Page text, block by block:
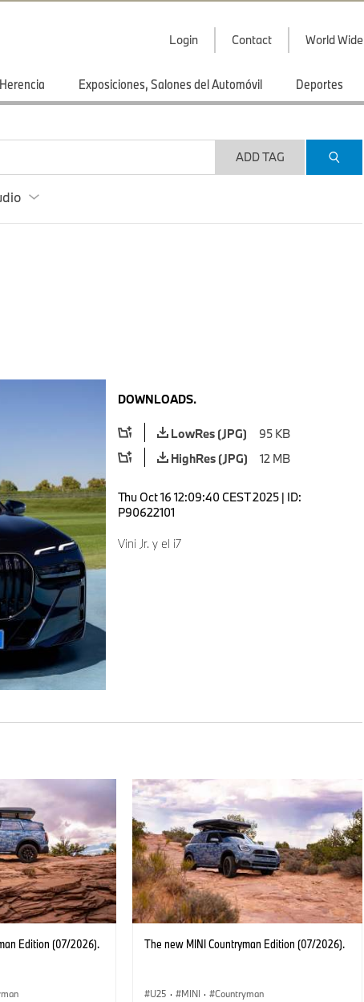
Login Contact World Wide
Herencia Exposiciones, Salones del Automóvil Deportes
ADD TAG
DOWNLOADS.
LowRes (JPG)
95 KB
HighRes (JPG)
12 MB
Thu Oct 16 12:09:40 CEST 2025 | ID:
P90622101
Vini Jr. y el i7
Edition (07/2026). The new MINI Countryman Edition (07/2026).
U25 · MINI · Countryman